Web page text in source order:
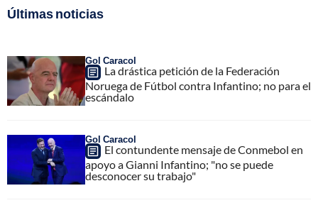
Últimas noticias
Gol Caracol
La drástica petición de la Federación
Noruega de Fútbol contra Infantino; no para el
escándalo
Gol Caracol
El contundente mensaje de Conmebol en
apoyo a Gianni Infantino; "no se puede
desconocer su trabajo"